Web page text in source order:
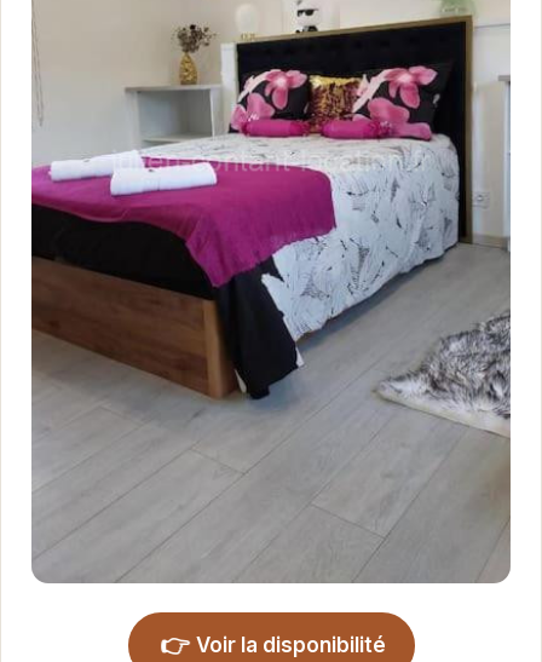
👉 Voir la disponibilité